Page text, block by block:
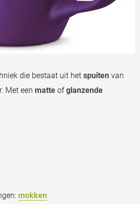
die bestaat uit het spuiten van
Met een matte ofglanzende
mokken